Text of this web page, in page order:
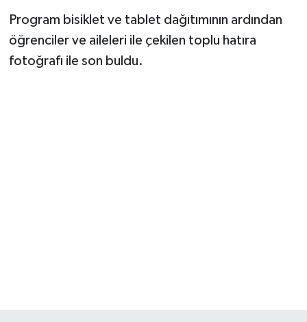
Program bisiklet ve tablet dağıtımının ardından
öğrenciler ve aileleri ile çekilen toplu hatıra
fotoğrafı ile son buldu.